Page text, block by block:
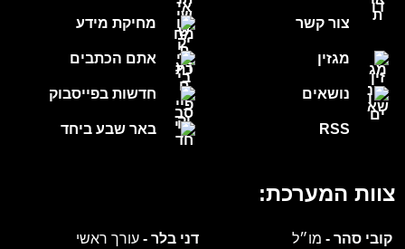
מחיקת מידע
אתם הכתבים
חדשות בפייסבוק
באר שבע ביחד
צור קשר
מגזין
נושאים
RSS
צוות המערכת:
קובי סהר - מו״ל דני בלר -עורך ראשי